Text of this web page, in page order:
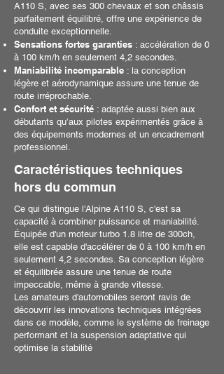
A110 S, avec ses 300 chevaux et son châssis
parfaitement équilibré, offre une expérience de
conduite exceptionnelle.
Sensations fortes garanties : accélération de 0
à 100 km/h en seulement 4,2 secondes.
Maniabilité incomparable : la conception
légère et aérodynamique assure une tenue de
route irréprochable.
Confort et sécurité : adaptée aussi bien aux
débutants qu’aux pilotes expérimentés grâce à
des équipements modernes et un encadrement
professionnel.
Caractéristiques techniques
hors du commun
Ce qui distingue l'Alpine A110 S, c'est sa
capacité à combiner puissance et maniabilité.
Équipée d'un moteur turbo 1.8 litre de 300ch,
elle est capable d'accélérer de 0 à 100 km/h en
seulement 4,2 secondes. Sa conception légère
et équilibrée assure une tenue de route
impeccable, même à grande vitesse.
Les amateurs d'automobiles seront ravis de
découvrir les innovations techniques intégrées
dans ce modèle, comme le système de freinage
performant et la suspension adaptative qui
optimise la stabilité